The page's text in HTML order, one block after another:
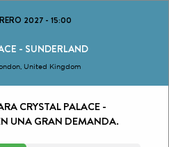
2027- 15:00
- SUNDERLAND
United Kingdom
CRYSTAL PALACE -
UNA GRAN DEMANDA.